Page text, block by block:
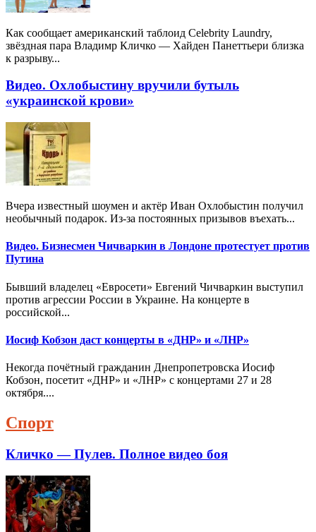
Как сообщает американский таблоид Celebrity Laundry,
звёздная пара Владимр Кличко — Хайден Панеттьери близка
к разрыву...
Видео. Охлобыстину вручили бутыль
«украинской крови»
Вчера известный шоумен и актёр Иван Охлобыстин получил
необычный подарок. Из-за постоянных призывов въехать...
Видео. Бизнесмен Чичваркин в Лондоне протестует против
Путина
Бывший владелец «Евросети» Евгений Чичваркин выступил
против агрессии России в Украине. На концерте в
российской...
Иосиф Кобзон даст концерты в «ДНР» и «ЛНР»
Некогда почётный гражданин Днепропетровска Иосиф
Кобзон, посетит «ДНР» и «ЛНР» с концертами 27 и 28
октября....
Спорт
Кличко — Пулев. Полное видео боя